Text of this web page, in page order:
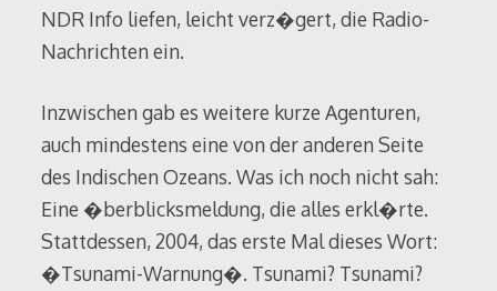
NDR Info liefen, leicht verz�gert, die Radio-
Nachrichten ein.
Inzwischen gab es weitere kurze Agenturen,
auch mindestens eine von der anderen Seite
des Indischen Ozeans. Was ich noch nicht sah:
Eine �berblicksmeldung, die alles erkl�rte.
Stattdessen, 2004, das erste Mal dieses Wort:
�Tsunami-Warnung�. Tsunami? Tsunami?